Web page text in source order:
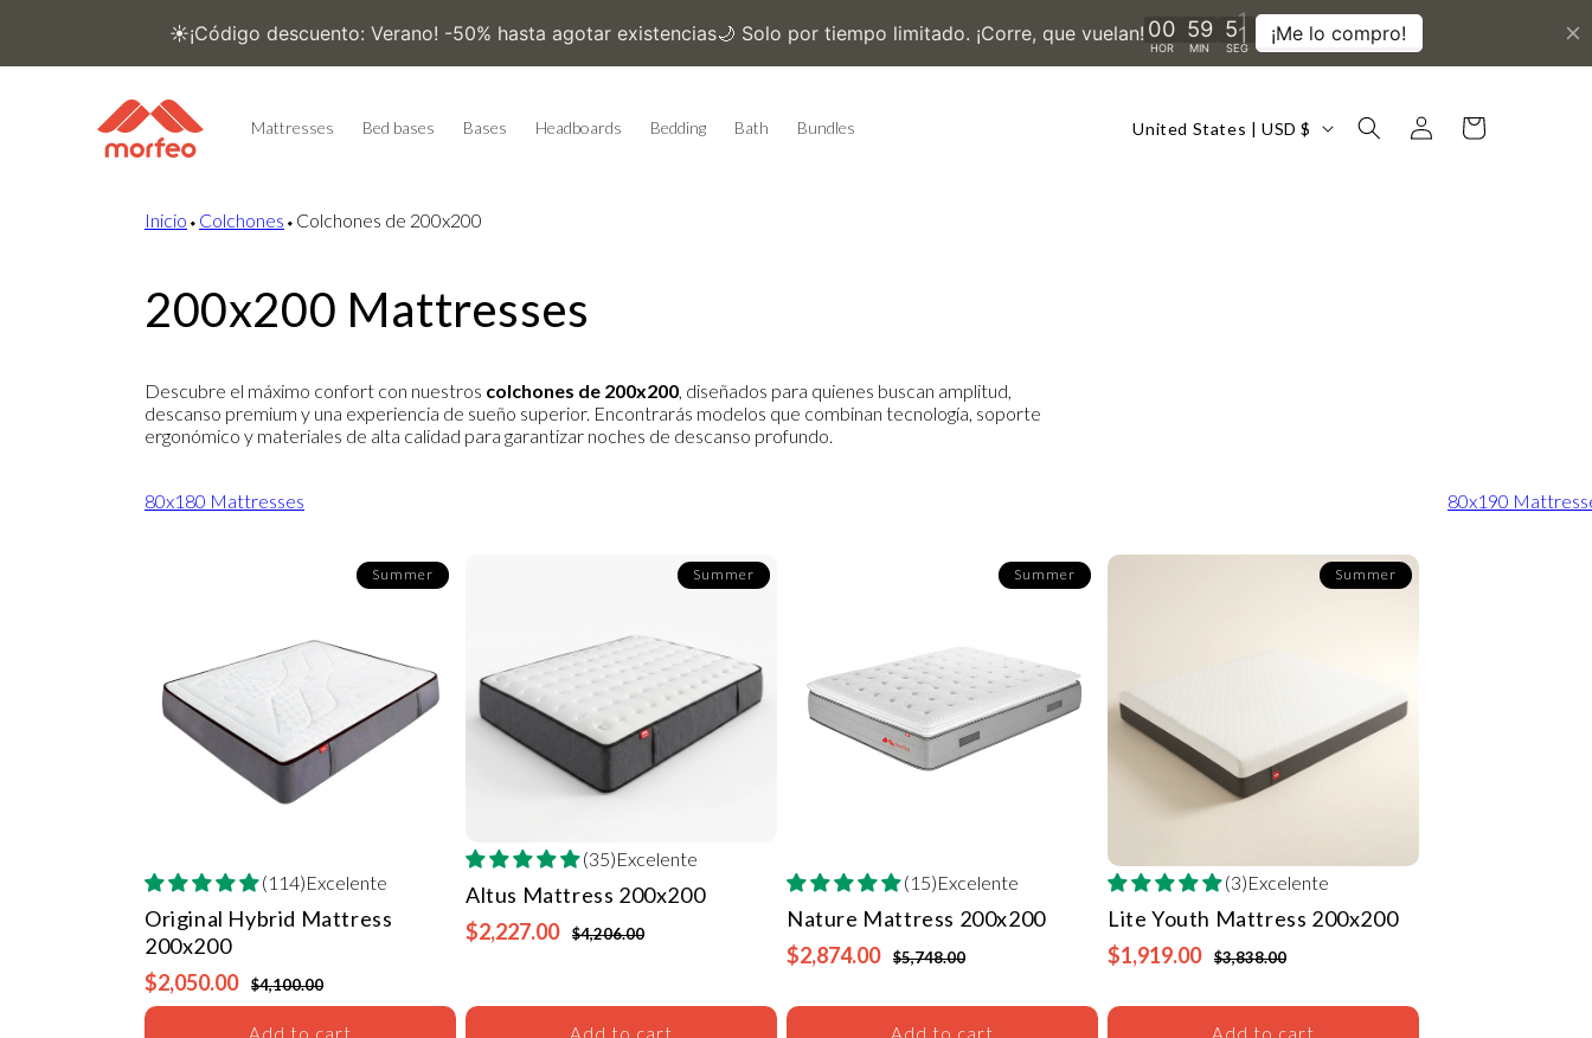
Mattresses Bed bases Bases Headboards Bedding Bath Bundles United States | USD $
Log
in
Cart
Inicio ⬩ Colchones ⬩ Colchones de 200x200
200x200 Mattresses
Descubre el máximo confort con nuestros colchones de 200x200, diseñados para quienes buscan amplitud,
descanso premium y una experiencia de sueño superior. Encontrarás modelos que combinan tecnología, soporte
ergonómico y materiales de alta calidad para garantizar noches de descanso profundo.
80x180 Mattresses 80x190
Summer
(114)Excelente
Original Hybrid Mattress
200x200
$2,050.00
$4,100.00
Add to cart
Summer
(35)Excelente
Altus Mattress 200x200
$2,227.00
$4,206.00
Add to cart
Summer
(15)Excelente
Nature Mattress 200x200
$2,874.00
$5,748.00
Add to cart
Summer
(3)Excelente
Lite Youth Mattress 200x200
$1,919.00
$3,838.00
Add to cart